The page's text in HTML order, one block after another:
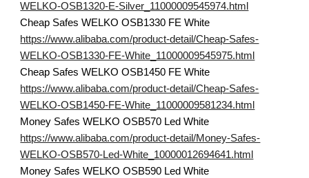
WELKO-OSB1320-E-Silver_11000009545974.html
Cheap Safes WELKO OSB1330 FE White
https://www.alibaba.com/product-detail/Cheap-Safes-
WELKO-OSB1330-FE-White_11000009545975.html
Cheap Safes WELKO OSB1450 FE White
https://www.alibaba.com/product-detail/Cheap-Safes-
WELKO-OSB1450-FE-White_11000009581234.html
Money Safes WELKO OSB570 Led White
https://www.alibaba.com/product-detail/Money-Safes-
WELKO-OSB570-Led-White_10000012694641.html
Money Safes WELKO OSB590 Led White